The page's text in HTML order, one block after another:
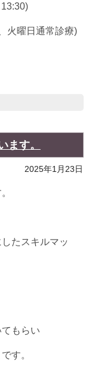
火曜日通常診療)
ます。
2025年1月23日
たスキルマッ
もらい
す。